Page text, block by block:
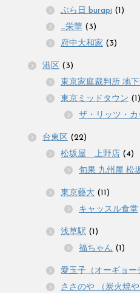
ぶら日 burapi (1)
_栄華 (3)
府中大和家 (3)
港区 (3)
東京家庭裁判所 地
東京ミッドタウン (1)
ザ・リッツ・
台東区 (22)
松坂屋 上野店 (4)
旬果 九州屋 松
東京藝大 (11)
キャッスル食堂
浅草駅 (1)
福ちゃん (1)
愛玉子（オーギョー
ささのや （炭火焼や